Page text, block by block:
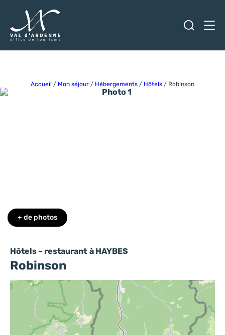
Accueil / Mon séjour / Hébergements / Hôtels / Robinson
Hôtels – restaurant à HAYBES
Robinson
Photo 1
+ de photos